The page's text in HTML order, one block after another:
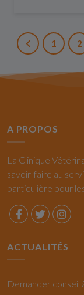
1 2
A PROPOS
La Clinique
savoir-faire au
particulière pour
ACTUALITÉS
Demander conseil